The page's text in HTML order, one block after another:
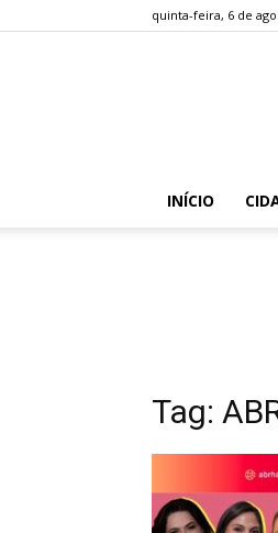
quinta-feira, 6 de
INÍCIO
Tag: